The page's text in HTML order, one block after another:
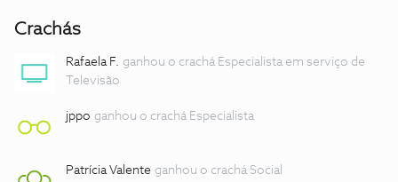
Crachás
Rafaela F. ganhou o crachá Especialista em serviço de
Televisão
jppo ganhou o crachá Especialista
Patrícia Valente ganhou o crachá Social